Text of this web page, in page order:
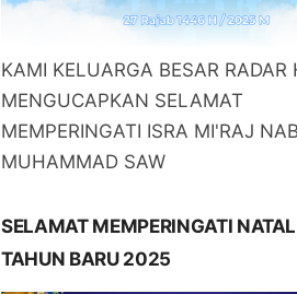
KAMI KELUARGA BESAR RADAR
MENGUCAPKAN SELAMAT
MEMPERINGATI ISRA MI'RAJ
MUHAMMAD SAW
SELAMAT MEMPERINGATI
TAHUN BARU 2025